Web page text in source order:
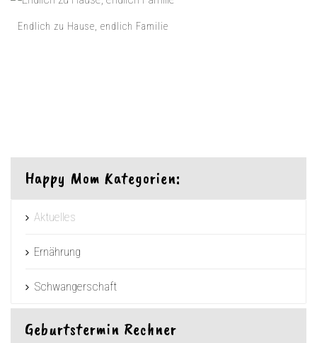
Endlich zu Hause, endlich Familie
Happy Mom Kategorien:
Aktuelles
Ernährung
Schwangerschaft
Geburtstermin Rechner